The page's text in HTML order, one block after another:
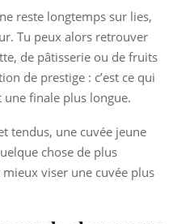
reste longtemps sur lies,
Tu peux alors retrouver
de pâtisserie ou de fruits
de prestige : c’est ce qui
finale plus longue.
tendus, une cuvée jeune
chose de plus
viser une cuvée plus